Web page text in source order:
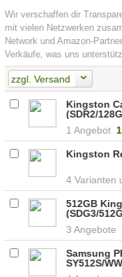
Wir verschaffen dir
mit vielen Netzwerken
Network und Amazon-
Verkäufe, was uns
zzgl. Versand
Kingston
(SDR2/
1 Angebot
Kingston
4
512GB
(SDG3/
3 Angebote
Samsung
SY512S/